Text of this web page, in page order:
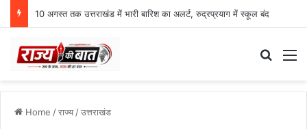
10 अगस्त तक उत्तराखंड में भारी बारिश का अलर्ट, रुद्रप्रयाग में स्कूल बंद
Home /राज्य/उत्तराखंड